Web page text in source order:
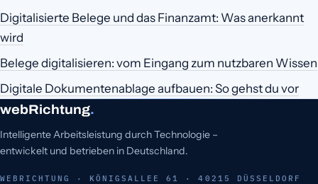
Digitalisierte Belege und das Finanzamt: Was anerkannt
wird
Belege digitalisieren: vom Eingang zum nutzbaren Wissen
Digitale Dokumentenablage aufbauen: So gehst du vor
webRichtung.
Intelligente Arbeitsleistung durch Technologie –
entwickelt und betrieben in Deutschland.
WEBRICHTUNG · KÖNIGSALLEE 61 · 40215 DÜSSELDORF